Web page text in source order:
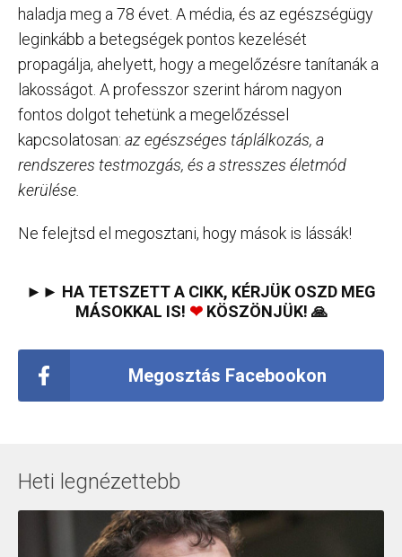
haladja meg a 78 évet. A média, és az egészségügy
leginkább a betegségek pontos kezelését
propagálja, ahelyett, hogy a megelőzésre tanítanák a
lakosságot. A professzor szerint három nagyon
fontos dolgot tehetünk a megelőzéssel
kapcsolatosan: az egészséges táplálkozás, a
rendszeres testmozgás, és a stresszes életmód
kerülése.
Ne felejtsd el megosztani, hogy mások is lássák!
►► HA TETSZETT A CIKK, KÉRJÜK OSZD MEG
MÁSOKKAL IS! ❤KÖSZÖNJÜK! 🙏
Megosztás Facebookon
Heti legnézettebb